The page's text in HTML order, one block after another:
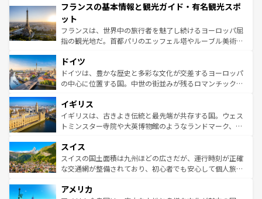
ませてくれるイタリアで、忘れられない旅をしてみよう！
なお、新着のイタリア情報は
しい。
文化が根付くこの国では、情熱的なフラメンコ、熱気あふ
れる闘牛、そして美味しいタパスが生活の一部となってい
る。首都マドリードの洗練された雰囲気や、バルセロナの
アートに溢れた街角から、地方では古代ローマ遺跡や中世
せる。地方によって風土や気候が異なるスペインはその個
性で訪れる人を魅了する。 なお、新着のスペイン情報は コ
ンテンツ一覧を参照してほしい。
フランスの基本情報と観光ガイド・有名観光スポ
ット
フランスは、世界中の旅行者を魅了し続けるヨーロッパ屈
指の観光地だ。首都パリのエッフェル塔やルーブル美術館
で、幅広い魅力が詰まっている。華麗な宮殿、歴史的な大
聖堂、美しいビーチ、そして豊かな自然が、訪れる者を心
から魅了する。また、フランスは美食の国としても知ら
いる。シャンパンの発祥地であるランス、プロヴァンスの
香り高いラベンダー畑など、多彩な楽しみ方が可能だ。さ
らに、パリ以外の地域にも魅力が溢れており、どの街角に
れる地方に足を運ぶとそれぞれで全く異なる文化を体験で
きるだろう。 なお、新着のフランス情報はコンテンツ一覧
を参照してほしい。
ドイツ
ドイツは、豊かな歴史と多彩な文化が交差するヨーロッパ
の中心に位置する国。中世の街並みが残るロマンチック街
顔を持つこの国は、どこを歩いても飽きることがない。ベ
ルリンの文化的活気、バイエルン州のアルプスの絶景、そ
してライン川沿いのワイン畑といった風景は必見。ビール
は、お酒好きな人にはぜひ体験してほしい。 なお、新着の
ドイツ情報はコンテンツ一覧を参照してほしい。
イギリス
イギリスは、古きよき伝統と最先端が共存する国。ウェス
トミンスター寺院や大英博物館のようなランドマーク、歴
リアごとに異なる魅力がある。また、優雅なアフタヌーン
ティー、ビール好きにはたまらない英国パブ、サッカー観
戦など、本場だからこそできる体験も豊富。イギリスを旅
ンツ一覧を参照してほしい。
スイス
スイスの国土面積は九州ほどの広さだが、運行時刻が正確
な交通網が整備されており、初心者でも安心して個人旅行
の建物がそのまま残る町や、スイスならではのユニークな
アメリカ